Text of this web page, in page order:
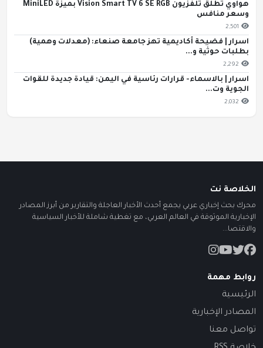
هواوي تطلق تلفزيون Vision Smart TV 6 SE RGB بميزة MiniLED
وسعر منافس
2,501
اسرار | فضيحة أكاديمية تهز جامعة صنعاء: (معدلات وهمية)
بطلبات حوثية و...
2,292
اسرار | بالاسماء- قرارات رئاسية في اليمن: قيادة جديدة للقوات
الجوية وت...
2,032
الخلاصة نت
محرك بحث إخباري عربي يجمع أحدث الأخبار العاجلة والتقارير من أبرز المصادر
الإخبارية الموثوقة في العالم العربي، مع تغطية شاملة للأخبار السياسية
والاقتصا...
روابط مهمة
الرئيسية
المصادر الإخبارية
تواصل معنا